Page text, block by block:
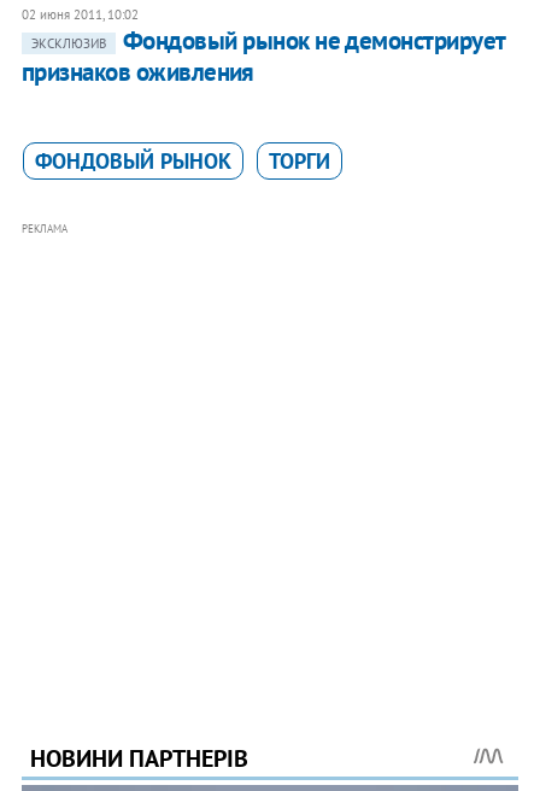
02 июня 2011, 10:02
ЭКСКЛЮЗИВ
Фондовый рынок не демонстрирует
признаков оживления
ФОНДОВЫЙ РЫНОК ТОРГИ
РЕКЛАМА